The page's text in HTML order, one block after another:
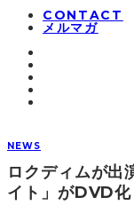
CONTACT
メルマガ
NEWS
ロクディムが出
イト」がDVD化